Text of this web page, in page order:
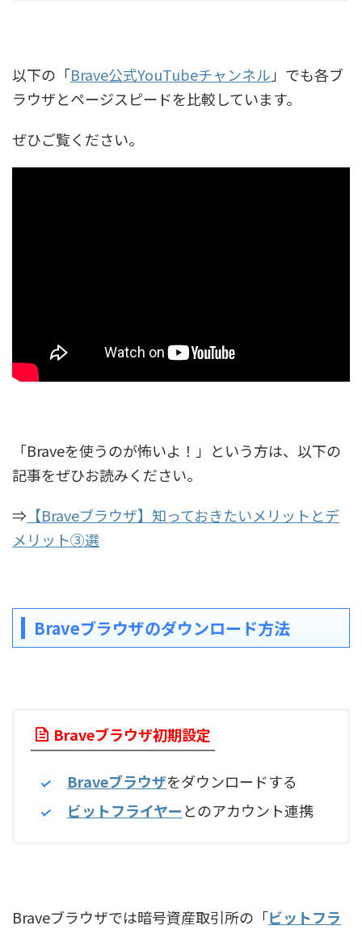
以下の「Brave公式YouTubeチャンネル 」でも各ブ
ラウザとページスピードを比較しています。
ぜひご覧ください。
「Braveを使うのが怖いよ！」という方は、以下の
記事をぜひお読みください。
⇒ 【Braveブラウザ】知っておきたいメリットとデ
メリット③選
Braveブラウザのダウンロード方法
Braveブラウザ初期設定
Braveブラウザをダウンロードする
ビットフライヤーとのアカウント連携
Braveブラウザでは暗号資産取引所の「ビットフラ